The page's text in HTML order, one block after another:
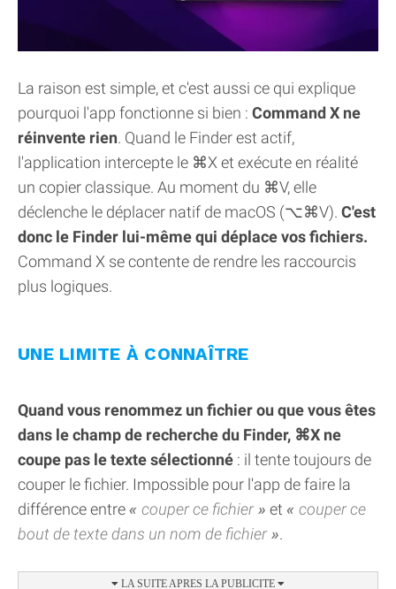
La raison est simple, et c'est aussi ce qui explique
pourquoi l'app fonctionne si bien : Command X ne
réinvente rien. Quand le Finder est actif,
l'application intercepte le ⌘X et exécute en réalité
un copier classique. Au moment du ⌘V, elle
déclenche le déplacer natif de macOS (⌥⌘V). C'est
donc le Finder lui-même qui déplace vos fichiers.
Command X se contente de rendre les raccourcis
plus logiques.
UNE LIMITE À CONNAÎTRE
Quand vous renommez un fichier ou que vous êtes
dans le champ de recherche du Finder, ⌘X ne
coupe pas le texte sélectionné : il tente toujours de
couper le fichier. Impossible pour l'app de faire la
différence entre
couper ce fichier et
couper ce
bout de texte dans un nom de fichier
.